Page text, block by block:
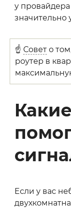
у
значительно
☝ Совет о
роутер в
Если у вас